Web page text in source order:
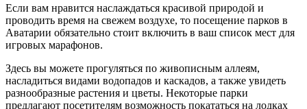
Если вам нравится наслаждаться красивой природой и
проводить время на свежем воздухе, то посещение парков в
Аватарии обязательно стоит включить в ваш список мест для
игровых марафонов.
Здесь вы можете прогуляться по живописным аллеям,
насладиться видами водопадов и каскадов, а также увидеть
разнообразные растения и цветы. Некоторые парки
предлагают посетителям возможность покататься на лодках